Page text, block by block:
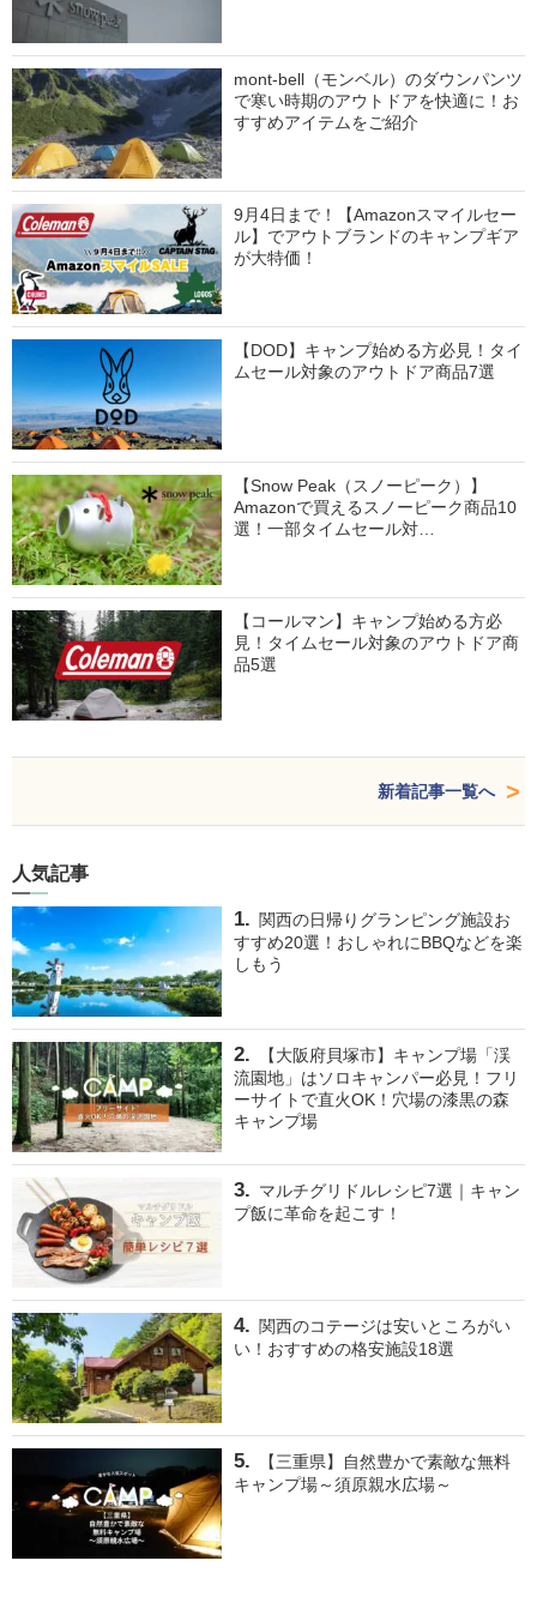
mont-bell（モンベル）のダウンパンツ
で寒い時期のアウトドアを快適に！お
すすめアイテムをご紹介
9月4日まで！【Amazonスマイルセー
ル】でアウトブランドのキャンプギア
が大特価！
【DOD】キャンプ始める方必見！タイ
ムセール対象のアウトドア商品7選
【Snow Peak（スノーピーク）】
Amazonで買えるスノーピーク商品10
選！一部タイムセール対…
【コールマン】キャンプ始める方必
見！タイムセール対象のアウトドア商
品5選
新着記事一覧へ
人気記事
関西の日帰りグランピング施設お
すすめ20選！おしゃれにBBQなどを楽
しもう
【大阪府貝塚市】キャンプ場「渓
流園地」はソロキャンパー必見！フリ
ーサイトで直火OK！穴場の漆黒の森
キャンプ場
マルチグリドルレシピ7選｜キャン
プ飯に革命を起こす！
関西のコテージは安いところがい
い！おすすめの格安施設18選
【三重県】自然豊かで素敵な無料
キャンプ場～須原親水広場～